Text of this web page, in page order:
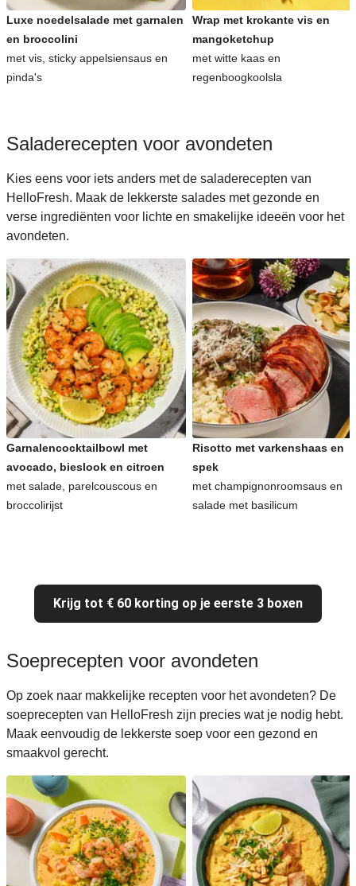
Luxe noedelsalade met garnalen
en broccolini
met vis, sticky appelsiensaus en
pinda's
Wrap met krokante vis en
mangoketchup
met witte kaas en
regenboogkoolsla
Saladerecepten voor avondeten
Kies eens voor iets anders met de saladerecepten van
HelloFresh. Maak de lekkerste salades met gezonde en
verse ingrediënten voor lichte en smakelijke ideeën voor het
avondeten.
Garnalencocktailbowl met
avocado, bieslook en citroen
met salade, parelcouscous en
broccolirijst
Risotto met varkenshaas en
spek
met champignonroomsaus en
salade met basilicum
Krijg tot € 60 korting op je eerste 3 boxen
Soeprecepten voor avondeten
Op zoek naar makkelijke recepten voor het avondeten? De
soeprecepten van HelloFresh zijn precies wat je nodig hebt.
Maak eenvoudig de lekkerste soep voor een gezond en
smaakvol gerecht.